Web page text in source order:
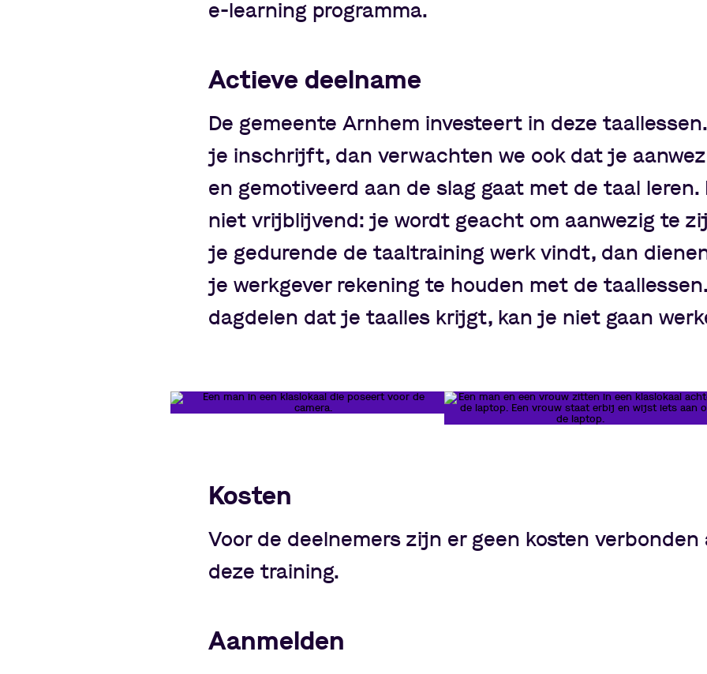
e-learning programma.
Actieve deelname
De gemeente Arnhem investeert in deze
je inschrijft, dan verwachten we ook dat je
en gemotiveerd aan de slag gaat met de taal leren.
niet vrijblijvend: je wordt geacht om aanwezig te
je gedurende de taaltraining werk vindt, dan
je werkgever rekening te houden met de
dagdelen dat je taalles krijgt, kan je niet gaan
Kosten
Voor de deelnemers zijn er geen kosten verbonden
deze training.
Aanmelden